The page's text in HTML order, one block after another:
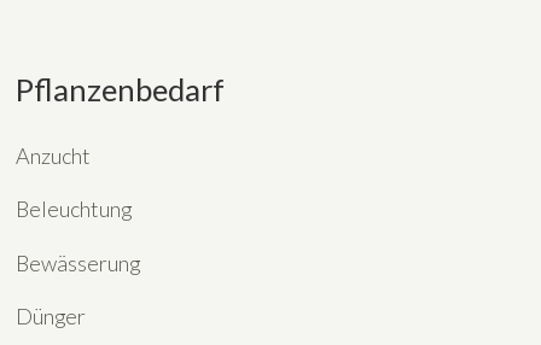
Pflanzenbedarf
Anzucht
Beleuchtung
Bewässerung
Dünger